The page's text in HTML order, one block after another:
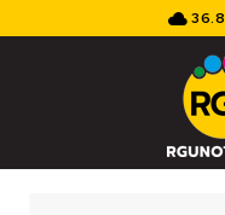
36.8